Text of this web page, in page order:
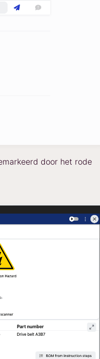
door het rode